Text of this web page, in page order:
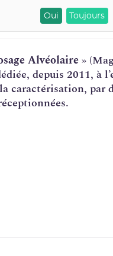
Oui Toujours
Alvéolaire» (
depuis 2011, à
caractérisation, par